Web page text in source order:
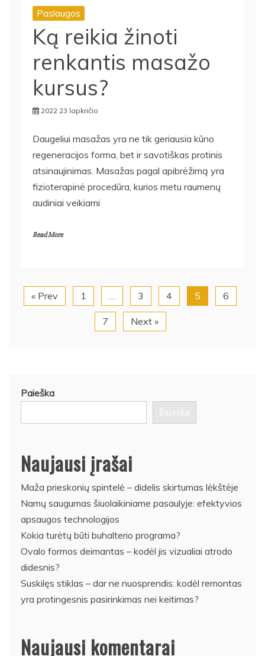
Paslaugos
Ką reikia žinoti
renkantis masažo
kursus?
2022 23 lapkričio
Daugeliui masažas yra ne tik geriausia kūno
regeneracijos forma, bet ir savotiškas protinis
atsinaujinimas. Masažas pagal apibrėžimą yra
fizioterapinė procedūra, kurios metu raumenų
audiniai veikiami
Read More
« Prev 1 … 3 4 5 6
7 Next »
Paieška
Paieška
Naujausi įrašai
Maža prieskonių spintelė – didelis skirtumas lėkštėje
Namų saugumas šiuolaikiniame pasaulyje: efektyvios
apsaugos technologijos
Kokia turėtų būti buhalterio programa?
Ovalo formos deimantas – kodėl jis vizualiai atrodo
didesnis?
Suskilęs stiklas – dar ne nuosprendis: kodėl remontas
yra protingesnis pasirinkimas nei keitimas?
Naujausi komentarai